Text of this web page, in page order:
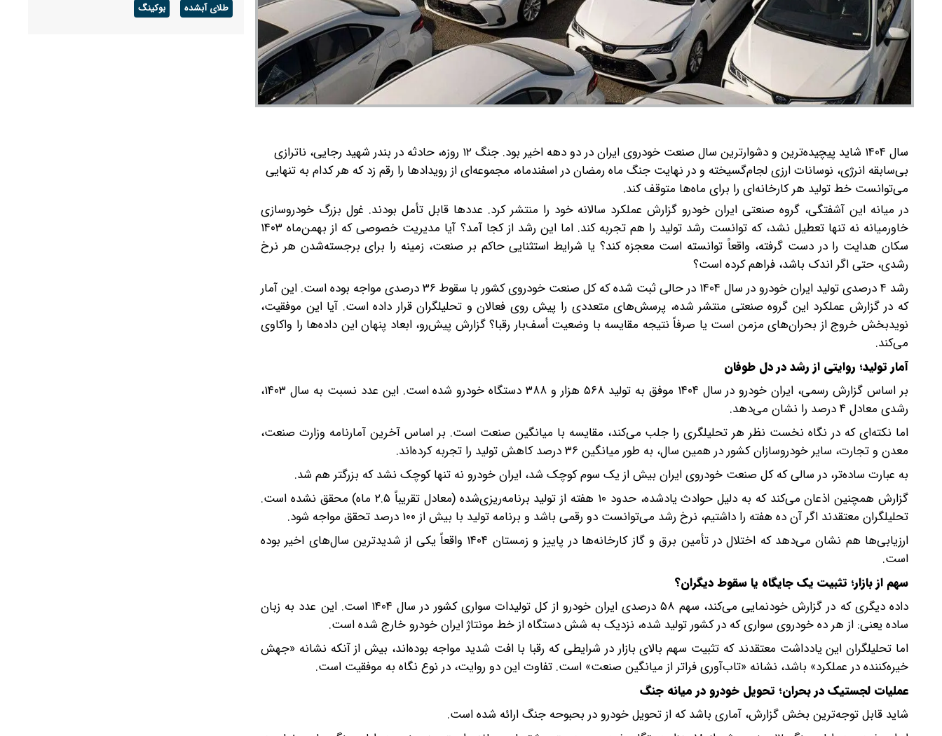
سال ۱۴۰۴ شاید پیچیده‌ترین و دشوارترین سال صنعت خودروی ایران در دو دهه اخیر بود. جنگ ۱۲ روزه، حادثه در بندر شهید رجایی، ناترازی
بی‌سابقه انرژی، نوسانات ارزی لجام‌گسیخته و در نهایت جنگ ماه رمضان در اسفندماه، مجموعه‌ای از رویدادها را رقم زد که هر کدام به تنهایی
می‌توانست خط تولید هر کارخانه‌ای را برای ماه‌ها متوقف کند.
در میانه این آشفتگی، گروه صنعتی ایران خودرو گزارش عملکرد سالانه خود را منتشر کرد. عددها قابل تأمل بودند. غول بزرگ خودروسازی
خاورمیانه نه تنها تعطیل نشد، که توانست رشد تولید را هم تجربه کند. اما این رشد از کجا آمد؟ آیا مدیریت خصوصی که از بهمن‌ماه ۱۴۰۳
سکان هدایت را در دست گرفته، واقعاً توانسته است معجزه کند؟ یا شرایط استثنایی حاکم بر صنعت، زمینه را برای برجسته‌شدن هر نرخ
رشدی، حتی اگر اندک باشد، فراهم کرده است؟
رشد ۴ درصدی تولید ایران خودرو در سال ۱۴۰۴ در حالی ثبت شده که کل صنعت خودروی کشور با سقوط ۳۶ درصدی مواجه بوده است. این آمار
که در گزارش عملکرد این گروه صنعتی منتشر شده، پرسش‌های متعددی را پیش روی فعالان و تحلیلگران قرار داده است. آیا این موفقیت،
نویدبخش خروج از بحران‌های مزمن است یا صرفاً نتیجه مقایسه با وضعیت أسف‌بار رقبا؟ گزارش پیش‌رو، ابعاد پنهان این داده‌ها را واکاوی
می‌کند.
آمار تولید؛ روایتی از رشد در دل طوفان
بر اساس گزارش رسمی، ایران خودرو در سال ۱۴۰۴ موفق به تولید ۵۶۸ هزار و ۳۸۸ دستگاه خودرو شده است. این عدد نسبت به سال ۱۴۰۳،
رشدی معادل ۴ درصد را نشان می‌دهد.
اما نکته‌ای که در نگاه نخست نظر هر تحلیلگری را جلب می‌کند، مقایسه با میانگین صنعت است. بر اساس آخرین آمارنامه وزارت صنعت،
معدن و تجارت، سایر خودروسازان کشور در همین سال، به طور میانگین ۳۶ درصد کاهش تولید را تجربه کرده‌اند.
به عبارت ساده‌تر، در سالی که کل صنعت خودروی ایران بیش از یک سوم کوچک شد، ایران خودرو نه تنها کوچک نشد که بزرگتر هم شد.
گزارش همچنین اذعان می‌کند که به دلیل حوادث یادشده، حدود ۱۰ هفته از تولید برنامه‌ریزی‌شده (معادل تقریباً ۲.۵ ماه) محقق نشده است.
تحلیلگران معتقدند اگر آن ده هفته را داشتیم، نرخ رشد می‌توانست دو رقمی باشد و برنامه تولید با بیش از ۱۰۰ درصد تحقق مواجه شود.
ارزیابی‌ها هم نشان می‌دهد که اختلال در تأمین برق و گاز کارخانه‌ها در پاییز و زمستان ۱۴۰۴ واقعاً یکی از شدیدترین سال‌های اخیر بوده
است.
سهم از بازار؛ تثبیت یک جایگاه یا سقوط دیگران؟
داده دیگری که در گزارش خودنمایی می‌کند، سهم ۵۸ درصدی ایران خودرو از کل تولیدات سواری کشور در سال ۱۴۰۴ است. این عدد به زبان
ساده یعنی: از هر ده خودروی سواری که در کشور تولید شده، نزدیک به شش دستگاه از خط مونتاژ ایران خودرو خارج شده است.
اما تحلیلگران این یادداشت معتقدند که تثبیت سهم بالای بازار در شرایطی که رقبا با افت شدید مواجه بوده‌اند، بیش از آنکه نشانه «جهش
خیره‌کننده در عملکرد» باشد، نشانه «تاب‌آوری فراتر از میانگین صنعت» است. تفاوت این دو روایت، در نوع نگاه به موفقیت است.
عملیات لجستیک در بحران؛ تحویل خودرو در میانه جنگ
شاید قابل توجه‌ترین بخش گزارش، آماری باشد که از تحویل خودرو در بحبوحه جنگ ارائه شده است.
طلای آبشده بوکینگ